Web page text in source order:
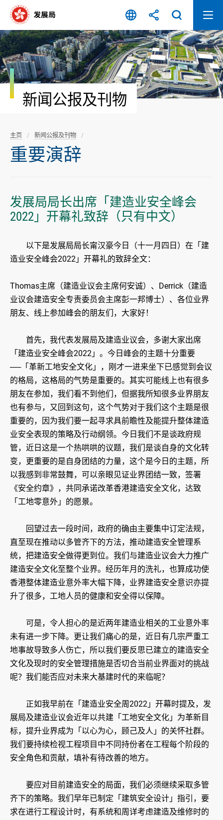
容
开
始
新闻公报及刊物
主页 新闻公报及刊物
重要演辞
发展局局长出席「建造业安全峰会
2022」开幕礼致辞（只有中文）
以下是发展局局长甯汉豪今日（十一月四日）在「建
造业安全峰会2022」开幕礼的致辞全文：
Thomas主席（建造业议会主席何安诚）、Derrick（建造
业议会建造安全专责委员会主席彭一邦博士）、各位业界
朋友、线上参加峰会的朋友们，大家好！
首先，我代表发展局及建造业议会，多谢大家出席
「建造业安全峰会2022」。今日峰会的主题十分重要
──「革新工地安全文化」，刚才一进来坐下已感觉到会议
的格局，这格局的气势是重要的。其实可能线上也有很多
朋友在参加，我们看不到他们，但据我所知很多业界朋友
也有参与，又回到这句，这个气势对于我们这个主题是很
重要的，因为我们要一起寻求具前瞻性及能提升整体建造
业安全表现的策略及行动纲领。今日我们不是谈政府规
管，近日这是一个热哄哄的议题，我们是谈自身的文化转
变，更重要的是自身团结的力量，这个是今日的主题，所
以我感到非常鼓舞，可以亲眼见证业界团结一致，签署
《安全约章》，共同承诺改革香港建造安全文化，达致
「工地零意外」的愿景。
回望过去一段时间，政府的确由主要集中订定法规，
直至现在推动以多管齐下的方法，推动建造安全管理系
统，把建造安全做得更到位。我们与建造业议会大力推广
建造安全文化至整个业界。经历年月的洗礼，也算成功使
香港整体建造业意外率大幅下降，业界建造安全意识亦提
升了很多，工地人员的健康和安全得以保障。
可是，令人担心的是近两年建造业相关的工业意外率
未有进一步下降。更让我们痛心的是，近日有几宗严重工
地事故导致多人伤亡，所以我们要反思已建立的建造安全
文化及现时的安全管理措施是否切合当前业界面对的挑战
呢？我们能否应对未来大基建时代的来临呢？
正如我早前在「建造业安全周2022」开幕时提及，发
展局及建造业议会近年以共建「工地安全文化」为革新目
标，提升业界成为「以心为心，顾己及人」的关怀社群。
我们要持续检视工程项目中不同持份者在工程每个阶段的
安全角色和贡献，填补有待改善的地方。
要应对目前建造安全的局面，我们必须继续采取多管
齐下的策略。我们早年已制定「建筑安全设计」指引，要
求在进行工程设计时，有系统和周详考虑建造及维修时的